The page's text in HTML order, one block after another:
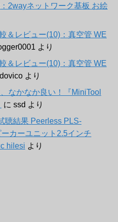
2wayネットワーク基板 お絵
＆レビュー(10)：真空管 WE
より
＆レビュー(10)：真空管 WE
より
なかなか良い！『MiniTool
に ssd より
聴結果 Peerless PLS-
カーユニット2.5インチ
hilesi より